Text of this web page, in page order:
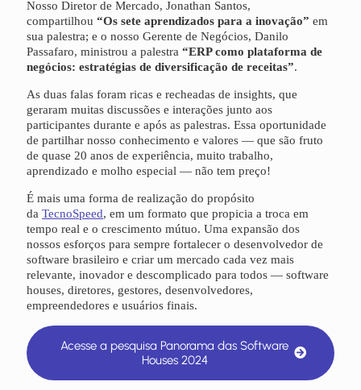
Nosso Diretor de Mercado, Jonathan Santos,
compartilhou “Os sete aprendizados para a inovação” em
sua palestra; e o nosso Gerente de Negócios, Danilo
Passafaro, ministrou a palestra “ERP como plataforma de
negócios: estratégias de diversificação de receitas”.
As duas falas foram ricas e recheadas de insights, que
geraram muitas discussões e interações junto aos
participantes durante e após as palestras. Essa oportunidade
de partilhar nosso conhecimento e valores — que são fruto
de quase 20 anos de experiência, muito trabalho,
aprendizado e molho especial — não tem preço!
É mais uma forma de realização do propósito
da TecnoSpeed, em um formato que propicia a troca em
tempo real e o crescimento mútuo. Uma expansão dos
nossos esforços para sempre fortalecer o desenvolvedor de
software brasileiro e criar um mercado cada vez mais
relevante, inovador e descomplicado para todos — software
houses, diretores, gestores, desenvolvedores,
empreendedores e usuários finais.
Acesse a pesquisa Panorama das Software
Houses 2024